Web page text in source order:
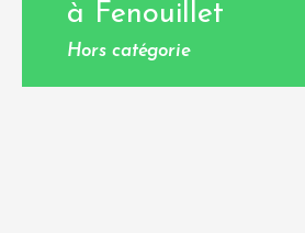
à Fenouillet
Hors catégorie